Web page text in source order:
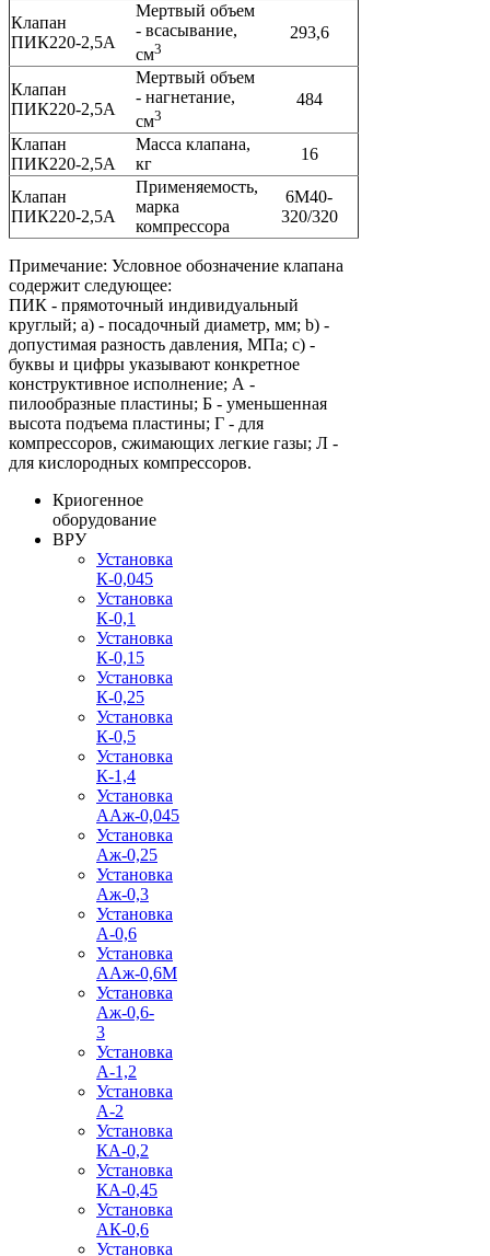
Клапан
ПИК220-2,5А
Мертвый объем
- всасывание,
см3
293,6
Клапан
ПИК220-2,5А
Мертвый объем
- нагнетание,
см3
484
Клапан
ПИК220-2,5А
Масса клапана,
кг
16
Клапан
ПИК220-2,5А
Применяемость,
марка
компрессора
6М40-
320/320
Примечание: Условное обозначение клапана
содержит следующее:
ПИК - прямоточный индивидуальный
круглый; a) - посадочный диаметр, мм; b) -
допустимая разность давления, МПа; c) -
буквы и цифры указывают конкретное
конструктивное исполнение; А -
пилообразные пластины; Б - уменьшенная
высота подъема пластины; Г - для
компрессоров, сжимающих легкие газы; Л -
для кислородных компрессоров.
Криогенное
оборудование
ВРУ
Установка
К-0,045
Установка
К-0,1
Установка
К-0,15
Установка
К-0,25
Установка
К-0,5
Установка
К-1,4
Установка
ААж-0,045
Установка
Аж-0,25
Установка
Аж-0,3
Установка
А-0,6
Установка
ААж-0,6М
Установка
Аж-0,6-
3
Установка
А-1,2
Установка
А-2
Установка
КА-0,2
Установка
КА-0,45
Установка
АК-0,6
Установка